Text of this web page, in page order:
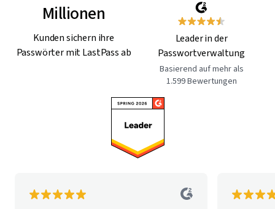
Millionen
Kunden sichern ihre
Passwörter mit LastPass ab
Leader in der
Passwortverwaltung
Basierend auf mehr als
1.599 Bewertungen